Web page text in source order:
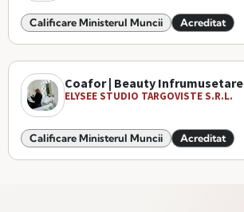
Calificare Ministerul Muncii Acreditat
Coafor | Beauty Infrumusetare
ELYSEE STUDIO TARGOVISTE S.R.L.
Calificare Ministerul Muncii Acreditat